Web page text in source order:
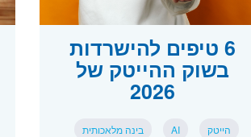
6 טיפים להישרדות
בשוק ההייטק של
2026
הייטק AI בינה מלאכותית